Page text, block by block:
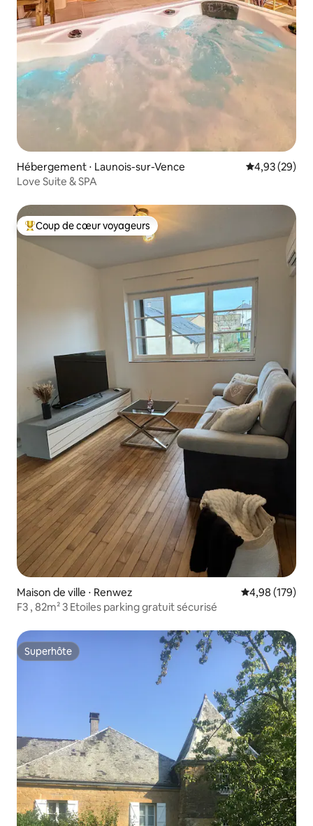
Hébergement ⋅ Launois-sur-Vence Évaluation
4,93 (29)
Love Suite & SPA
Coups de cœur voyageurs les plus appréciés
Coup de cœur voyageurs
Maison de ville ⋅ Renwez Évaluation
4,98 (179)
F3 , 82m² 3 Etoiles parking gratuit sécurisé
Superhôte
Superhôte